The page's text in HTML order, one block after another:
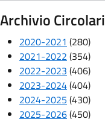
Archivio Circolari
2020-2021 (280)
2021-2022 (354)
2022-2023 (406)
2023-2024(404)
2024-2025 (430)
2025-2026(450)